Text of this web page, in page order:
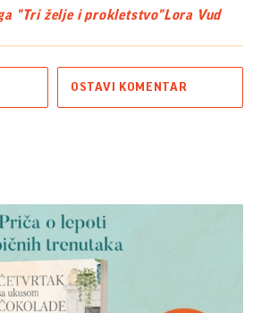
"Tri želje i prokletstvo"Lora Vud
OSTAVI KOMENTAR